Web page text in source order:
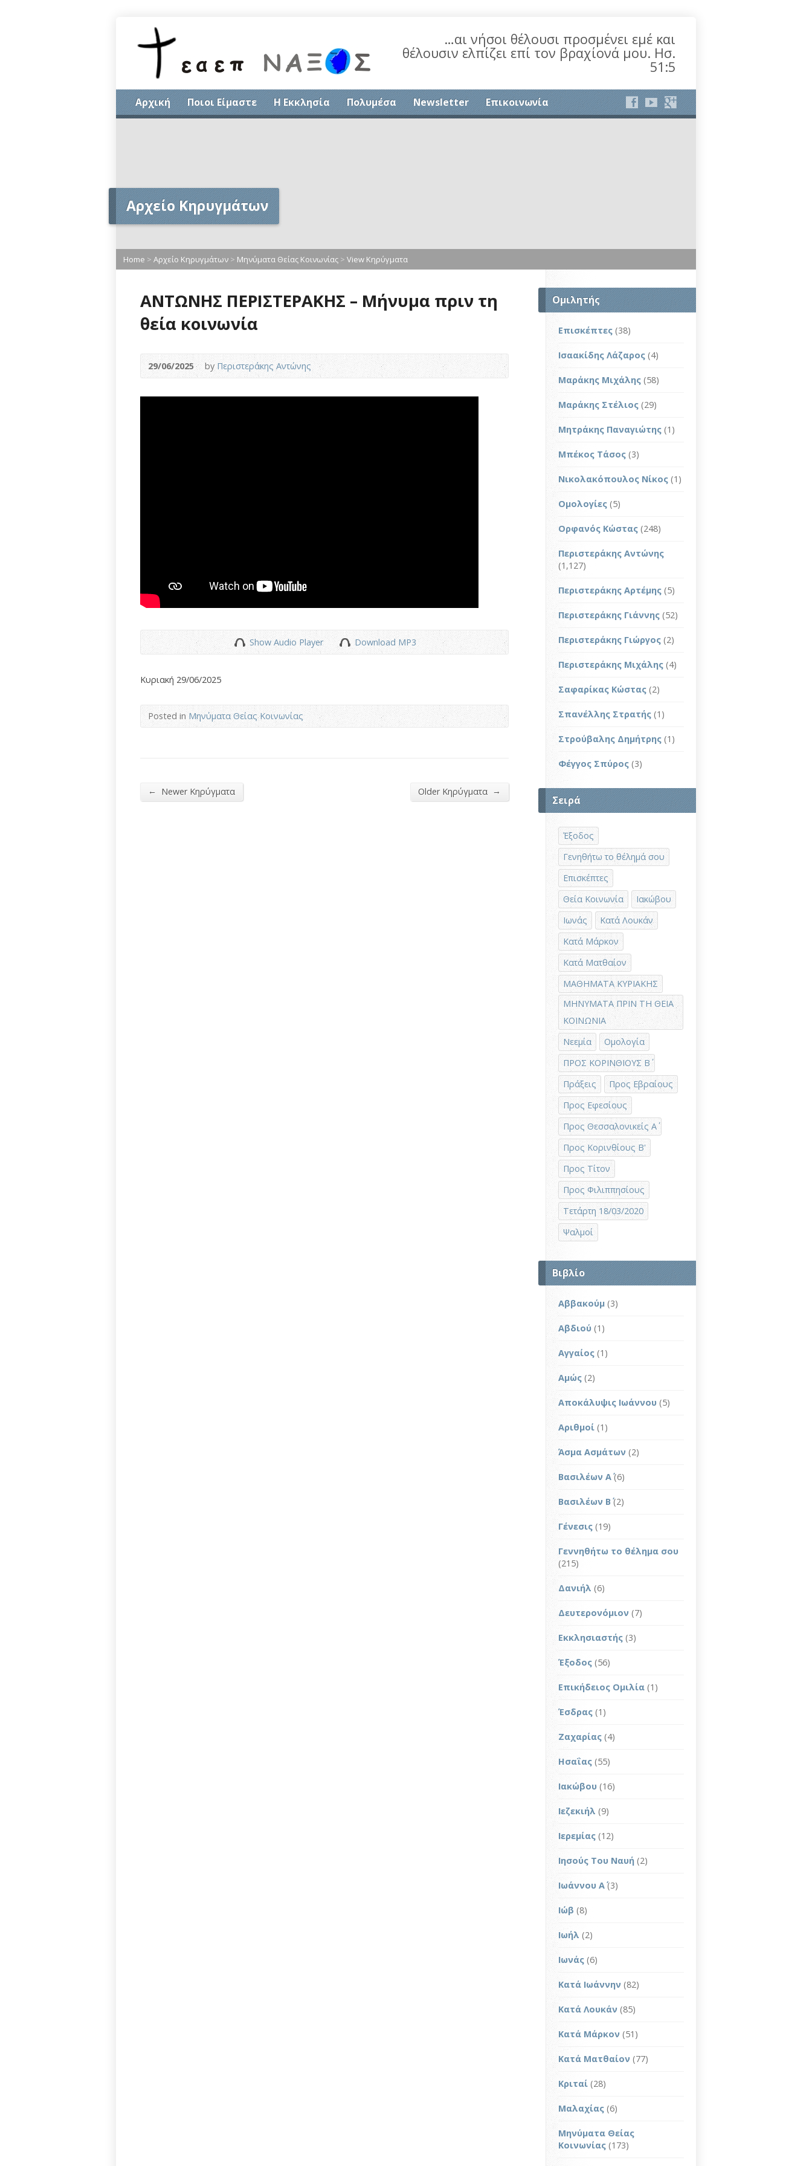
…αι νήσοι θέλουσι προσμένει εμέ και
θέλουσιν ελπίζει επί τον βραχίονά μου. Ησ.
51:5
Αρχική Ποιοι Είμαστε Η Εκκλησία Πολυμέσα Newsletter Επικοινωνία
Αρχείο Κηρυγμάτων
Home > Αρχείο Κηρυγμάτων > Μηνύματα Θείας Κοινωνίας > View Κηρύγματα
ΑΝΤΩΝΗΣ ΠΕΡΙΣΤΕΡΑΚΗΣ – Μήνυμα πριν τη
θεία κοινωνία
29/06/2025 byΠεριστεράκης Αντώνης
Show Audio Player Download MP3
Κυριακή 29/06/2025
Posted inΜηνύματα Θείας Κοινωνίας
← Newer Κηρύγματα Older Κηρύγματα →
Ομιλητής
Επισκέπτες (38)
Ισαακίδης Λάζαρος (4)
Μαράκης Μιχάλης (58)
Μαράκης Στέλιος (29)
Μητράκης Παναγιώτης (1)
Μπέκος Τάσος (3)
Νικολακόπουλος Νίκος (1)
Ομολογίες (5)
Ορφανός Κώστας (248)
Περιστεράκης Αντώνης
(1,127)
Περιστεράκης Αρτέμης (5)
Περιστεράκης Γιάννης (52)
Περιστεράκης Γιώργος (2)
Περιστεράκης Μιχάλης (4)
Σαφαρίκας Κώστας (2)
Σπανέλλης Στρατής (1)
Στρούβαλης Δημήτρης (1)
Φέγγος Σπύρος (3)
Σειρά
Έξοδος
Γενηθήτω το θέλημά σου
Επισκέπτες
Θεία Κοινωνία
Ιακώβου
Ιωνάς
Κατά Λουκάν
Κατά Μάρκον
Κατά Ματθαίον
ΜΑΘΗΜΑΤΑ ΚΥΡΙΑΚΗΣ
ΜΗΝΥΜΑΤΑ ΠΡΙΝ ΤΗ ΘΕΙΑ
ΚΟΙΝΩΝΙΑ
Νεεμία
Ομολογία
ΠΡΟΣ ΚΟΡΙΝΘΙΟΥΣ Β΄
Πράξεις
Προς Εβραίους
Προς Εφεσίους
Προς Θεσσαλονικείς Α΄
Προς Κορινθίους Β'
Προς Τίτον
Προς Φιλιππησίους
Τετάρτη 18/03/2020
Ψαλμοί
Βιβλίο
Αββακούμ (3)
Αβδιού (1)
Αγγαίος (1)
Αμώς (2)
Αποκάλυψις Ιωάννου (5)
Αριθμοί (1)
Άσμα Ασμάτων (2)
Βασιλέων Α΄(6)
Βασιλέων Β΄ (2)
Γένεσις (19)
Γεννηθήτω το θέλημα σου
(215)
Δανιήλ (6)
Δευτερονόμιον (7)
Εκκλησιαστής (3)
Έξοδος (56)
Επικήδειος Ομιλία (1)
Έσδρας (1)
Ζαχαρίας (4)
Ησαΐας (55)
Ιακώβου (16)
Ιεζεκιήλ (9)
Ιερεμίας (12)
Ιησούς Του Ναυή (2)
Ιωάννου Α΄(3)
Ιώβ (8)
Ιωήλ (2)
Ιωνάς (6)
Κατά Ιωάννην (82)
Κατά Λουκάν (85)
Κατά Μάρκον (51)
Κατά Ματθαίον (77)
Κριταί (28)
Μαλαχίας (6)
Μηνύματα Θείας
Κοινωνίας (173)